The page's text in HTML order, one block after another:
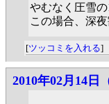
やむなく圧雪
この場合、深
[ツッコミを入れる]
2010年02月14日